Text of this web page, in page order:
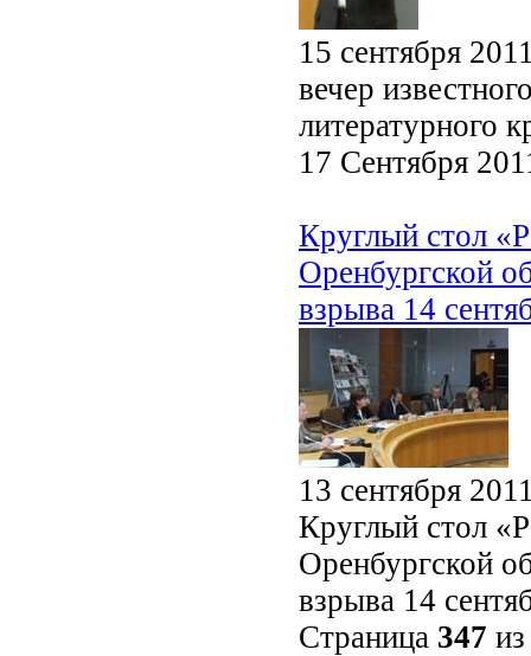
15 сентября
вечер
литературного
17 Сентября
Круглый стол
Оренбургской
взрыва 14
13 сентября
Круглый стол
Оренбургской
взрыва 14
Страница 347